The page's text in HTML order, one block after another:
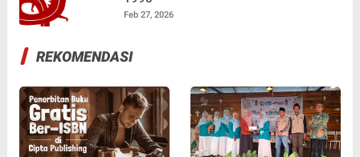
Feb 27, 2026
REKOMENDASI